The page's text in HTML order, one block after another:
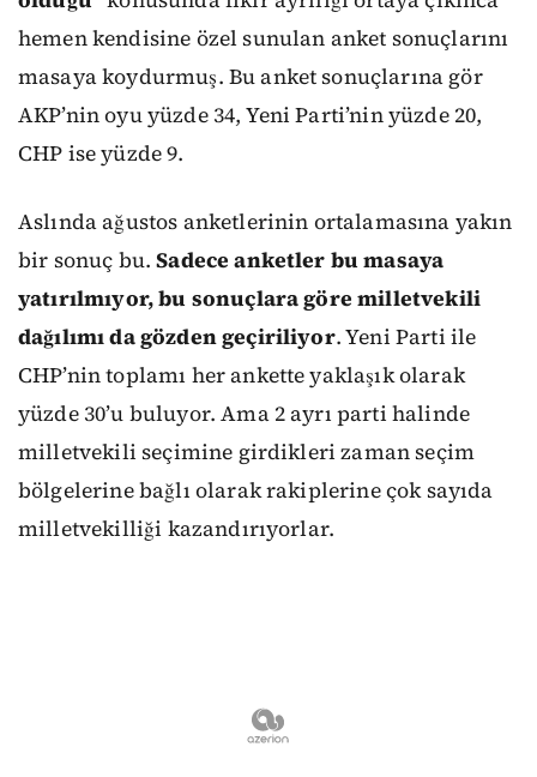
hemen kendisine özel sunulan anket sonuçlarını
masaya koydurmuş. Bu anket sonuçlarına gör
AKP’nin oyu yüzde 34, Yeni Parti’nin yüzde 20,
CHP ise yüzde 9.
Aslında ağustos anketlerinin ortalamasına yakın
bir sonuç bu.Sadece anketler bu masaya
yatırılmıyor, bu sonuçlara göre milletvekili
dağılımı da gözden geçiriliyor. Yeni Parti ile
CHP’nin toplamı her ankette yaklaşık olarak
yüzde 30’u buluyor. Ama 2 ayrı parti halinde
milletvekili seçimine girdikleri zaman seçim
bölgelerine bağlı olarak rakiplerine çok sayıda
milletvekilliği kazandırıyorlar.